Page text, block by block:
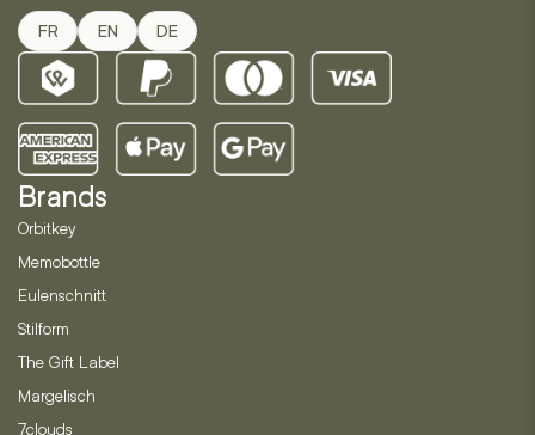
FR EN DE
Brands
Orbitkey
Memobottle
Eulenschnitt
Stilform
The Gift Label
Margelisch
7clouds